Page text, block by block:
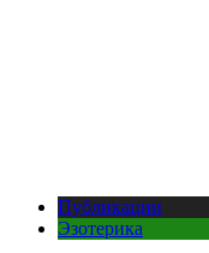
Публикации
Эзотерика